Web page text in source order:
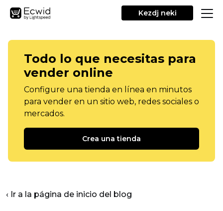
Kezdj neki
Todo lo que necesitas para
vender online
Configure una tienda en línea en minutos
para vender en un sitio web, redes sociales o
mercados.
Crea una tienda
‹ Ir a la página de inicio del blog